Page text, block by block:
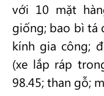
với 10 mặt
giống; bao bì tá
kính gia công;
(xe lắp ráp
98.45; than gỗ;